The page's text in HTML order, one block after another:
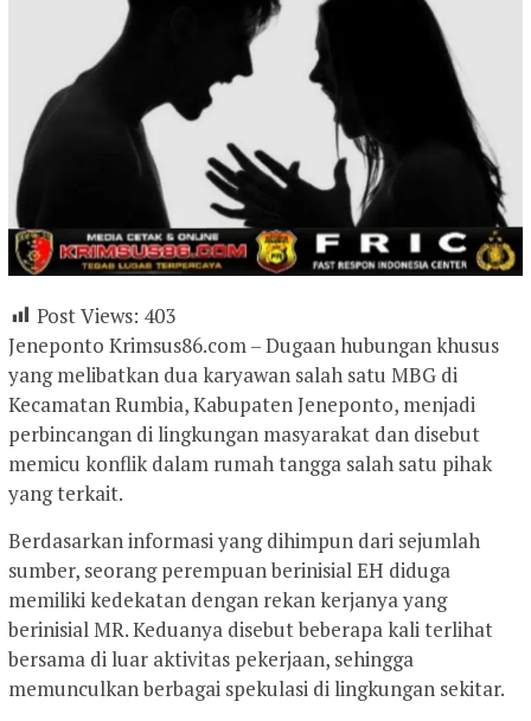
Post Views: 403
Jeneponto Krimsus86.com – Dugaan hubungan khusus
yang melibatkan dua karyawan salah satu MBG di
Kecamatan Rumbia, Kabupaten Jeneponto, menjadi
perbincangan di lingkungan masyarakat dan disebut
memicu konflik dalam rumah tangga salah satu pihak
yang terkait.
Berdasarkan informasi yang dihimpun dari sejumlah
sumber, seorang perempuan berinisial EH diduga
memiliki kedekatan dengan rekan kerjanya yang
berinisial MR. Keduanya disebut beberapa kali terlihat
bersama di luar aktivitas pekerjaan, sehingga
memunculkan berbagai spekulasi di lingkungan sekitar.